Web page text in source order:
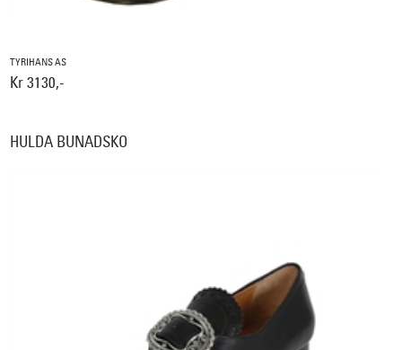
TYRIHANS AS
Kr 3130,-
HULDA BUNADSKO